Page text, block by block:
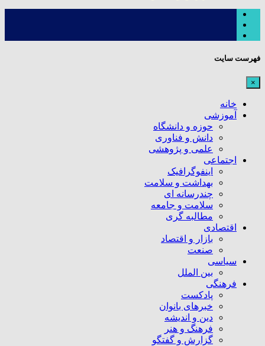
فهرست سایت
×
خانه
آموزشی
حوزه و دانشگاه
دانش و فناوری
علمی و پژوهشی
اجتماعی
اینفوگرافیک
بهداشت و سلامت
چندرسانه ای
سلامت و جامعه
مطالبه گری
اقتصادی
بازار و اقتصاد
صنعت
سیاسی
بین الملل
فرهنگی
پادکست
خبرهای بانوان
دین و اندیشه
فرهنگ و هنر
گزارش و گفتگو